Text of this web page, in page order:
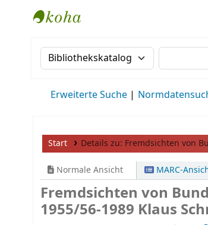
Suche im Katalog nach:Suche im
Erweiterte Suche
Start Details zu: Fremdsichten von
Normale Ansicht MARC-
Fremdsichten von
1955/56-1989 Klaus